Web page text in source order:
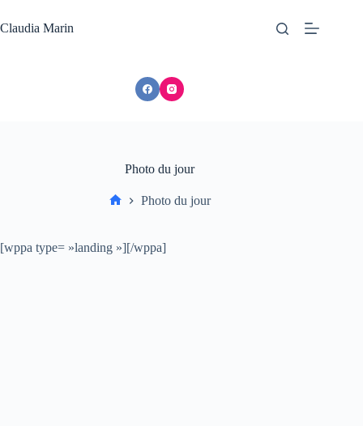
au
contenu
Claudia Marin
Photo du jour
Photo du jour
[wppa type= »landing »][/wppa]